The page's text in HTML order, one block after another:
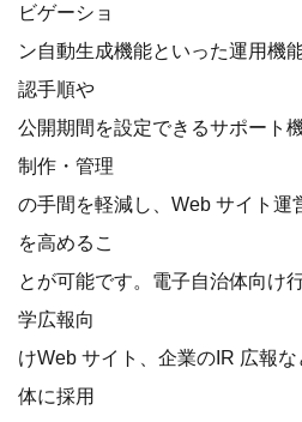
ビゲーショ
ン自動生成機能といった運用機
認手順や
公開期間を設定できるサポート
制作・管理
の手間を軽減し、Web サイト運
を高めるこ
とが可能です。電子自治体向け
学広報向
けWeb サイト、企業のIR 広報
体に採用